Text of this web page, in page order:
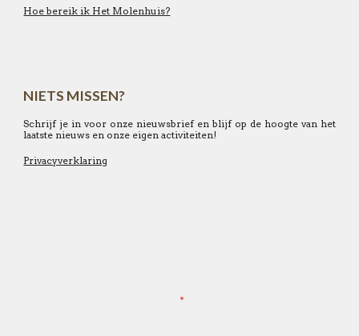
Hoe bereik ik Het Molenhuis?
NIETS MISSEN?
Schrijf je in voor onze nieuwsbrief en blijf op de hoogte van het
laatste nieuws en onze eigen activiteiten!
Privacyverklaring